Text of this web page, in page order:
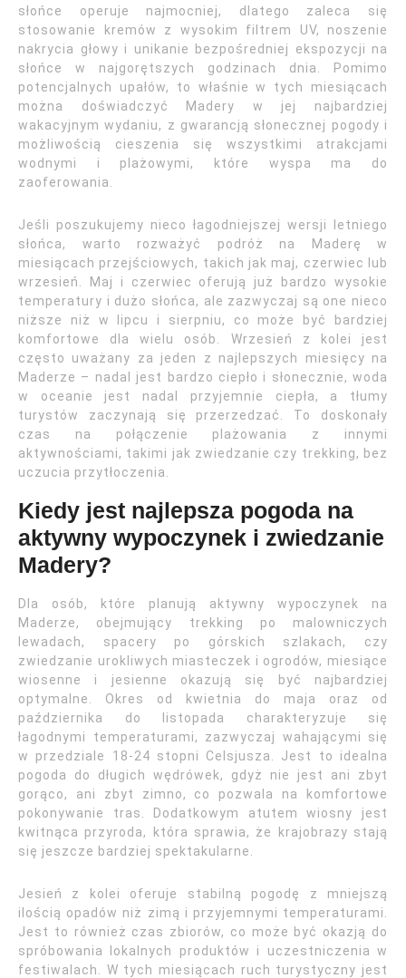
słońce operuje najmocniej, dlatego zaleca się
stosowanie kremów z wysokim filtrem UV, noszenie
nakrycia głowy i unikanie bezpośredniej ekspozycji na
słońce w najgorętszych godzinach dnia. Pomimo
potencjalnych upałów, to właśnie w tych miesiącach
można doświadczyć Madery w jej najbardziej
wakacyjnym wydaniu, z gwarancją słonecznej pogody i
możliwością cieszenia się wszystkimi atrakcjami
wodnymi i plażowymi, które wyspa ma do
zaoferowania.
Jeśli poszukujemy nieco łagodniejszej wersji letniego
słońca, warto rozważyć podróż na Maderę w
miesiącach przejściowych, takich jak maj, czerwiec lub
wrzesień. Maj i czerwiec oferują już bardzo wysokie
temperatury i dużo słońca, ale zazwyczaj są one nieco
niższe niż w lipcu i sierpniu, co może być bardziej
komfortowe dla wielu osób. Wrzesień z kolei jest
często uważany za jeden z najlepszych miesięcy na
Maderze – nadal jest bardzo ciepło i słonecznie, woda
w oceanie jest nadal przyjemnie ciepła, a tłumy
turystów zaczynają się przerzedzać. To doskonały
czas na połączenie plażowania z innymi
aktywnościami, takimi jak zwiedzanie czy trekking, bez
uczucia przytłoczenia.
Kiedy jest najlepsza pogoda na
aktywny wypoczynek i zwiedzanie
Madery?
Dla osób, które planują aktywny wypoczynek na
Maderze, obejmujący trekking po malowniczych
lewadach, spacery po górskich szlakach, czy
zwiedzanie urokliwych miasteczek i ogrodów, miesiące
wiosenne i jesienne okazują się być najbardziej
optymalne. Okres od kwietnia do maja oraz od
października do listopada charakteryzuje się
łagodnymi temperaturami, zazwyczaj wahającymi się
w przedziale 18-24 stopni Celsjusza. Jest to idealna
pogoda do długich wędrówek, gdyż nie jest ani zbyt
gorąco, ani zbyt zimno, co pozwala na komfortowe
pokonywanie tras. Dodatkowym atutem wiosny jest
kwitnąca przyroda, która sprawia, że krajobrazy stają
się jeszcze bardziej spektakularne.
Jesień z kolei oferuje stabilną pogodę z mniejszą
ilością opadów niż zimą i przyjemnymi temperaturami.
Jest to również czas zbiorów, co może być okazją do
spróbowania lokalnych produktów i uczestniczenia w
festiwalach. W tych miesiącach ruch turystyczny jest